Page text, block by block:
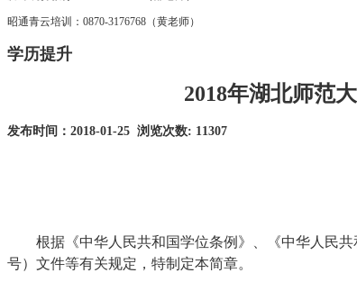
昭通青云培训：0870-3176768（黄老师）
学历提升
2018年湖北师范
发布时间：2018-01-25 浏览次数: 11307
根据《中华人民共和国学位条例》、《中华人民
号）文件等有关规定，特制定本简章。